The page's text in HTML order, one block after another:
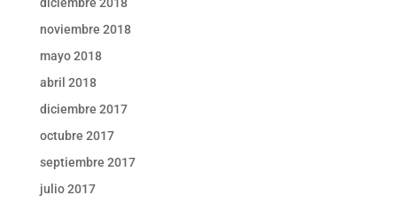
noviembre 2018
mayo 2018
abril 2018
diciembre 2017
octubre 2017
septiembre 2017
julio 2017